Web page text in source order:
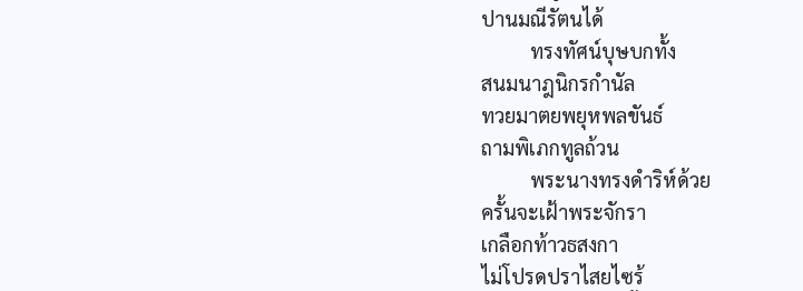
ปานมณีรัตนได้
ทรงทัศน์บุษบกทั้ง
สนมนาฎนิกรกำนัล
ทวยมาตยพยุหพลขันธ์
ถามพิเภกทูลถ้วน
พระนางทรงดำริห์ด้วย
ครั้นจะเฝ้าพระจักรา
เกลือกท้าวธสงกา
ไม่โปรดปราไสยไซร้